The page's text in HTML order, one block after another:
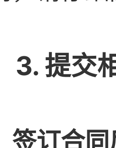
3. 提交
签订合同